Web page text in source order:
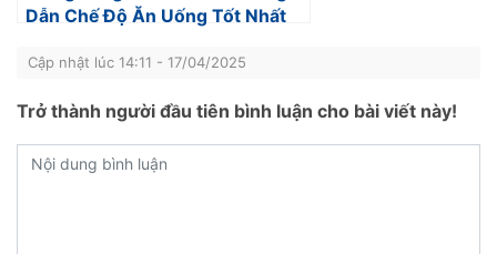
Dẫn Chế Độ Ăn Uống Tốt Nhất
Cập nhật lúc 14:11 - 17/04/2025
Trở thành người đầu tiên bình luận cho bài viết này!